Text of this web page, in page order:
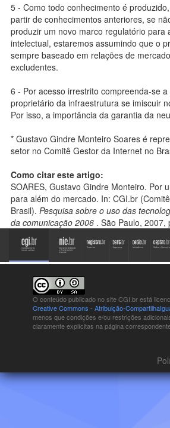
5 - Como todo conhecimento é
partir de conhecimentos anteriores, se
produzir um novo marco regulatório para
intelectual, estaremos assumindo que o
sempre baseado em relações de
excludentes.
6 - Por acesso irrestrito compreenda-se
proprietário da infraestrutura se imiscuir
Por isso, a importância da garantia da
* Gustavo Gindre Monteiro Soares é
setor no Comitê Gestor da Internet no
Como citar este artigo:
SOARES, Gustavo Gindre Monteiro. Por
para além do mercado. In: CGI.br
Brasil). Pesquisa sobre o uso das
da comunicação 2006 . São Paulo, 2007,
O conteúdo publicado no site CGI.br está
Creative Commons - Atribuição-
menos que condições e/ou restrições
claramente explícitas na página